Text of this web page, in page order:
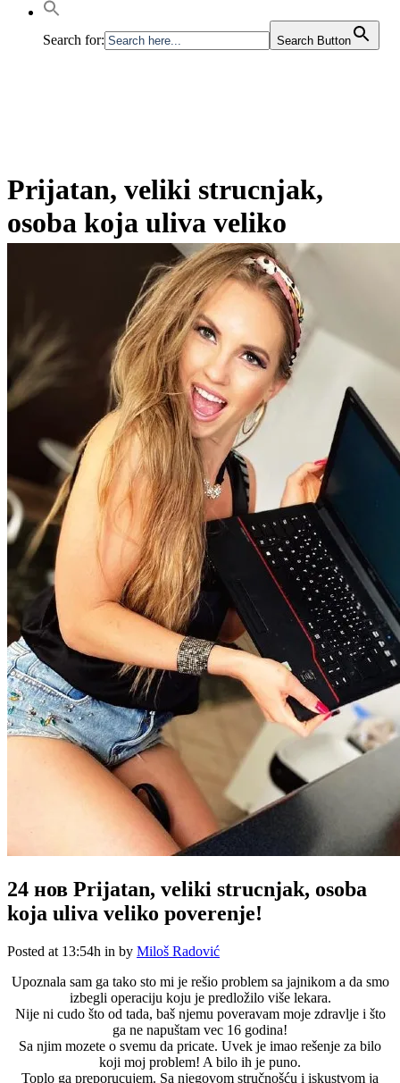
Search for: Search Button
Prijatan, veliki strucnjak,
osoba koja uliva veliko
24 нов Prijatan, veliki strucnjak, osoba
koja uliva veliko poverenje!
Posted at 13:54h in by Miloš Radović
Upoznala sam ga tako sto mi je rešio problem sa jajnikom a da smo
izbegli operaciju koju je predložilo više lekara.
Nije ni cudo što od tada, baš njemu poveravam moje zdravlje i što
ga ne napuštam vec 16 godina!
Sa njim mozete o svemu da pricate. Uvek je imao rešenje za bilo
koji moj problem! A bilo ih je puno.
Toplo ga preporucujem. Sa njegovom stručnošću i iskustvom ja